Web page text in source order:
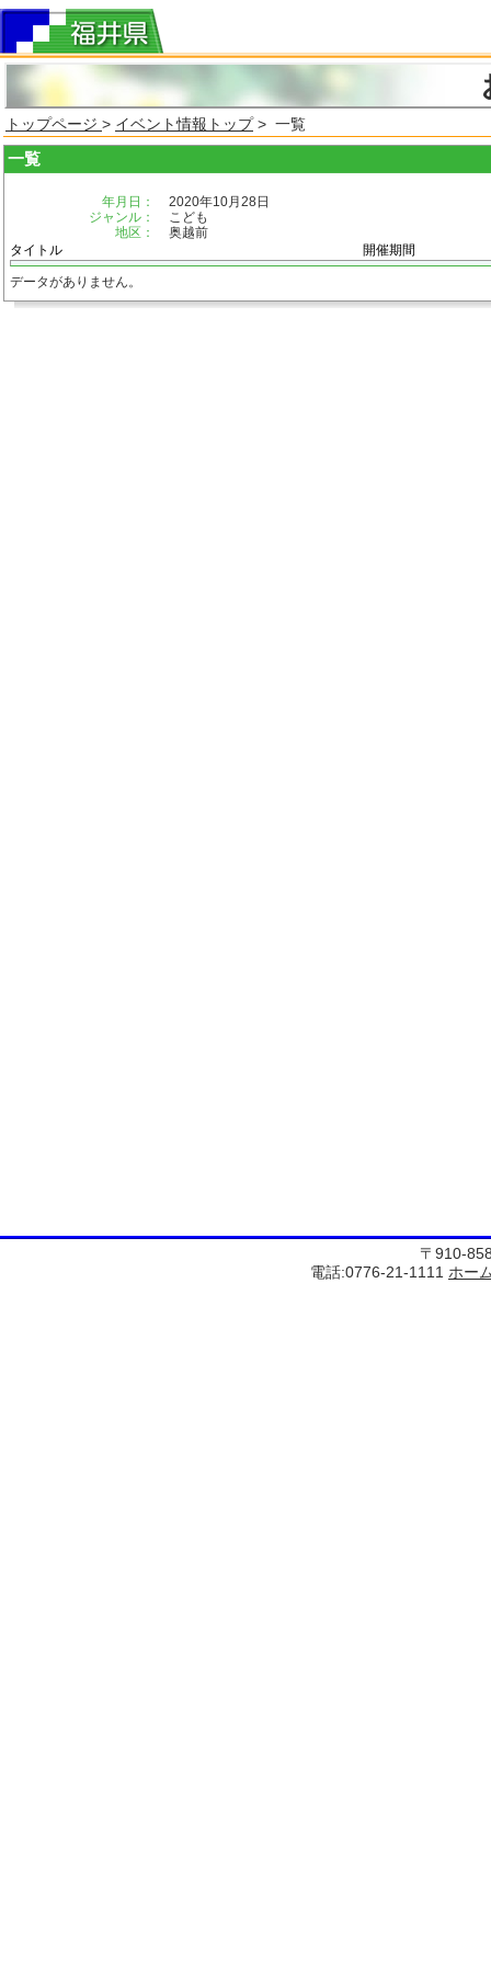
トップページ > イベント情報トップ> 一覧
一覧
年月日：
2020年10月28日
ジャンル：
こども
地区：
奥越前
タイトル
開催期間
データがありません。
〒910-
電話:0776-21-1111 ホー